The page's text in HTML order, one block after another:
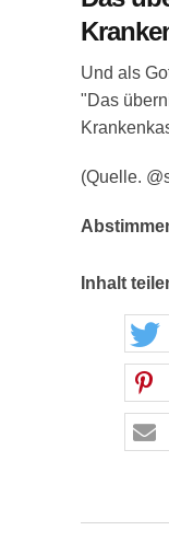
Und als
"Das
(Quelle.
Inhalt